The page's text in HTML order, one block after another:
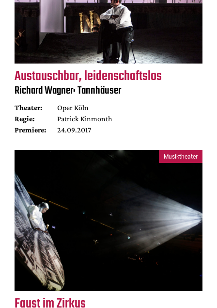
Austauschbar, leidenschaftslos
Richard Wagner: Tannhäuser
Theater:
Oper Köln
Regie:
Patrick Kinmonth
Premiere:
24.09.2017
Musiktheater